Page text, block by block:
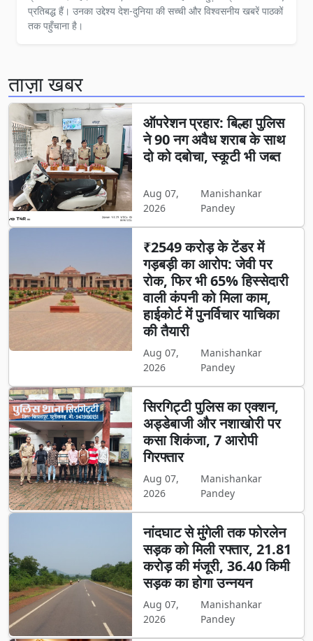
प्रतिबद्ध हैं। उनका उद्देश्य देश-दुनिया की सच्ची और विश्वसनीय खबरें पाठकों
तक पहुँचाना है।
ताज़ा खबर
ऑपरेशन प्रहार: बिल्हा पुलिस
ने 90 नग अवैध शराब के साथ
दो को दबोचा, स्कूटी भी जब्त
Aug 07,
2026
Manishankar
Pandey
₹2549 करोड़ के टेंडर में
गड़बड़ी का आरोप: जेवी पर
रोक, फिर भी 65% हिस्सेदारी
वाली कंपनी को मिला काम,
हाईकोर्ट में पुनर्विचार याचिका
की तैयारी
Aug 07,
2026
Manishankar
Pandey
सिरगिट्टी पुलिस का एक्शन,
अड्डेबाजी और नशाखोरी पर
कसा शिकंजा, 7 आरोपी
गिरफ्तार
Aug 07,
2026
Manishankar
Pandey
नांदघाट से मुंगेली तक फोरलेन
सड़क को मिली रफ्तार, 21.81
करोड़ की मंजूरी, 36.40 किमी
सड़क का होगा उन्नयन
Aug 07,
2026
Manishankar
Pandey